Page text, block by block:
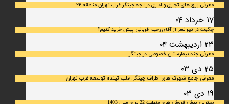
معرفی برج های تجاری و اداری دریاچه چیتگر غرب تهران منطقه ۲۲
۱۷ خرداد ۰۴
چگونه در تهرانسر از آقای رحیم قربانی پیش خرید کنیم؟
۲۳ اردیبهشت ۰۴
معرفی چند بیمارستان خصوصی در چیتگر
۲۵ دی ۰۳
معرفی جامع شهرک‌ های اطراف چیتگر: قلب تپنده توسعه غرب تهران
۱۹ دی ۰۳